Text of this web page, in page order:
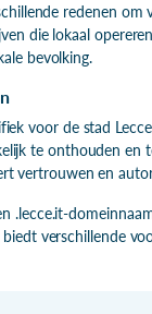
redenen om
die lokaal
bevolking.
voor de stad
te onthouden en
vertrouwen en
.lecce.it-
biedt verschillende